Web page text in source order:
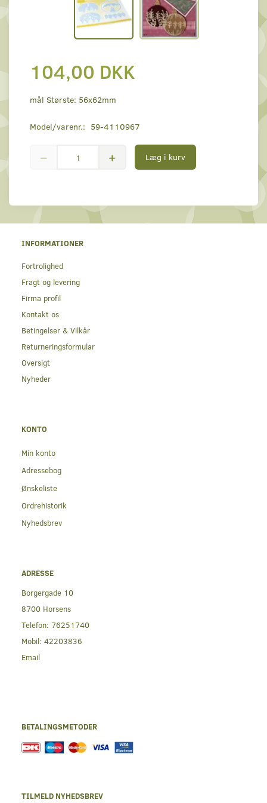
104,00 DKK
mål Største: 56x62mm
Model/varenr.: 59-4110967
Læg i kurv
INFORMATIONER
Fortrolighed
Fragt og levering
Firma profil
Kontakt os
Betingelser & Vilkår
Returneringsformular
Oversigt
Nyheder
KONTO
Min konto
Adressebog
Ønskeliste
Ordrehistorik
Nyhedsbrev
ADRESSE
Borgergade 10
8700 Horsens
Telefon: 76251740
Mobil: 42203836
Email
BETALINGSMETODER
TILMELD NYHEDSBREV